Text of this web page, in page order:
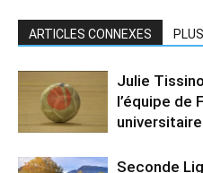
ARTICLES CONNEXES
Julie
l’équipe de
universitaire
Seconde